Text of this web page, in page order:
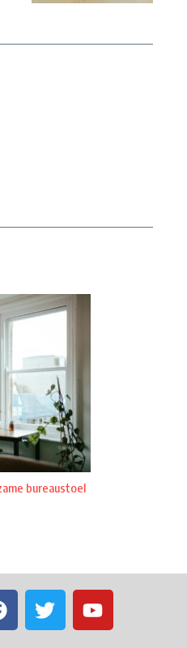
bureaustoel